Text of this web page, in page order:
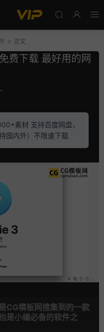
正文
费下载 最好用的网
素材 支持百度网盘，
国内外）不限速下载
模板网搜集到的一款
是小编必备的软件之